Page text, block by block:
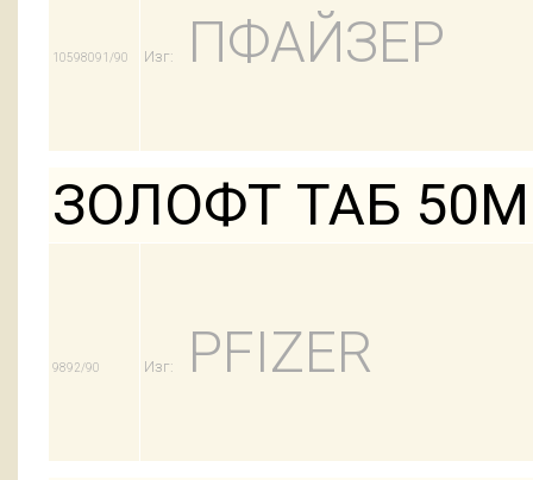
10598091/90 Изг: ПФАЙЗЕР
ЗОЛОФТ ТАБ
9892/90 Изг: PFIZER